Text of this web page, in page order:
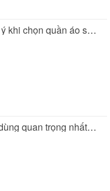
Những lưu ý khi chọn quần áo sơ sinh...
Những đồ dùng quan trọng nhất trong giỏ đồ...